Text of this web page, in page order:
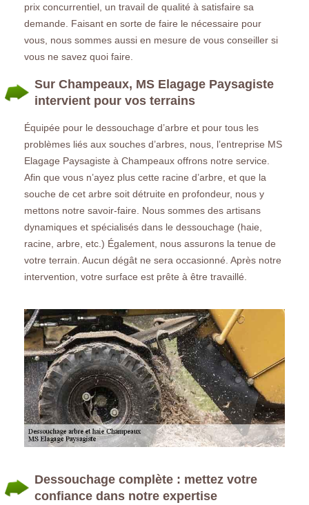
prix concurrentiel, un travail de qualité à satisfaire sa
demande. Faisant en sorte de faire le nécessaire pour
vous, nous sommes aussi en mesure de vous conseiller si
vous ne savez quoi faire.
Sur Champeaux, MS Elagage Paysagiste
intervient pour vos terrains
Équipée pour le dessouchage d’arbre et pour tous les
problèmes liés aux souches d’arbres, nous, l’entreprise MS
Elagage Paysagiste à Champeaux offrons notre service.
Afin que vous n’ayez plus cette racine d’arbre, et que la
souche de cet arbre soit détruite en profondeur, nous y
mettons notre savoir-faire. Nous sommes des artisans
dynamiques et spécialisés dans le dessouchage (haie,
racine, arbre, etc.) Également, nous assurons la tenue de
votre terrain. Aucun dégât ne sera occasionné. Après notre
intervention, votre surface est prête à être travaillé.
Dessouchage complète : mettez votre
confiance dans notre expertise